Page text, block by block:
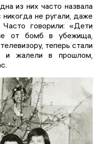
из них часто назвала
не ругали, даже
говорили: «Дети
от бомб в убежища,
теперь стали
и жалели в прошлом,